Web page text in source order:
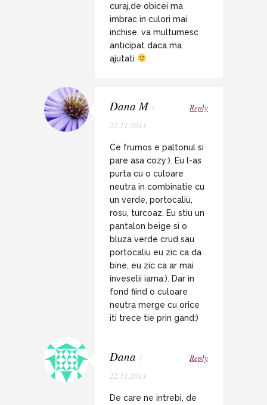
curaj,de obicei ma
imbrac in culori mai
inchise. va multumesc
anticipat daca ma
ajutati
Dana M /
22.11.2011
Reply
Ce frumos e paltonul si
pare asa cozy:). Eu l-as
purta cu o culoare
neutra in combinatie cu
un verde, portocaliu,
rosu, turcoaz. Eu stiu un
pantalon beige si o
bluza verde crud sau
portocaliu eu zic ca da
bine, eu zic ca ar mai
inveselii iarna:). Dar in
fond fiind o culoare
neutra merge cu orice
iti trece tie prin gand:)
Dana /
22.11.2011
Reply
De care ne intrebi, de